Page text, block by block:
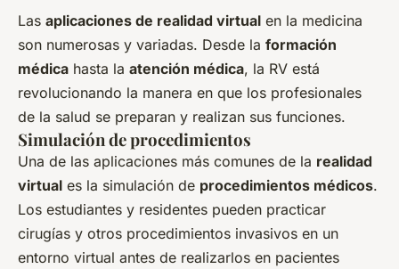
Las aplicaciones de realidad virtual en la medicina
son numerosas y variadas. Desde la formación
médica hasta la atención médica, la RV está
revolucionando la manera en que los profesionales
de la salud se preparan y realizan sus funciones.
Simulación de procedimientos
Una de las aplicaciones más comunes de la realidad
virtual es la simulación de procedimientos médicos.
Los estudiantes y residentes pueden practicar
cirugías y otros procedimientos invasivos en un
entorno virtual antes de realizarlos en pacientes